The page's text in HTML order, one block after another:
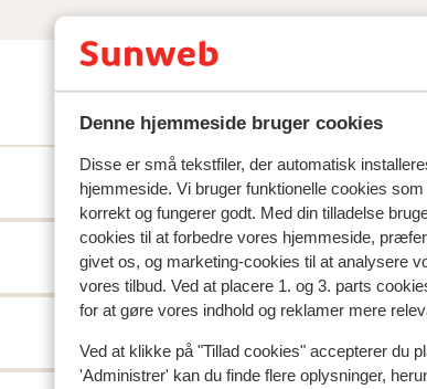
Denne hjemmeside bruger cookies
Disse er små tekstfiler, der automatisk
hjemmeside. Vi bruger funktionelle cookies
korrekt og fungerer godt. Med din tilladelse
cookies til at forbedre vores hjemmeside,
givet os, og marketing-cookies til at analysere
vores tilbud. Ved at placere 1. og 3. parts
for at gøre vores indhold og reklamer mere
Ved at klikke på "Tillad cookies" accepterer du
'Administrer' kan du finde flere oplysninger,